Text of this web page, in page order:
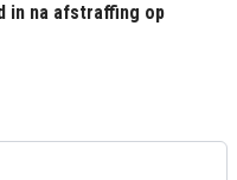
in na afstraffing op